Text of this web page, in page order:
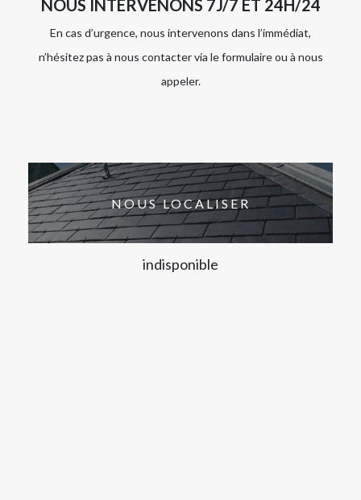
NOUS INTERVENONS 7J/7 ET 24H/24
En cas d’urgence, nous intervenons dans l’immédiat,
n’hésitez pas à nous contacter via le formulaire ou à nous
appeler.
NOUS LOCALISER
indisponible